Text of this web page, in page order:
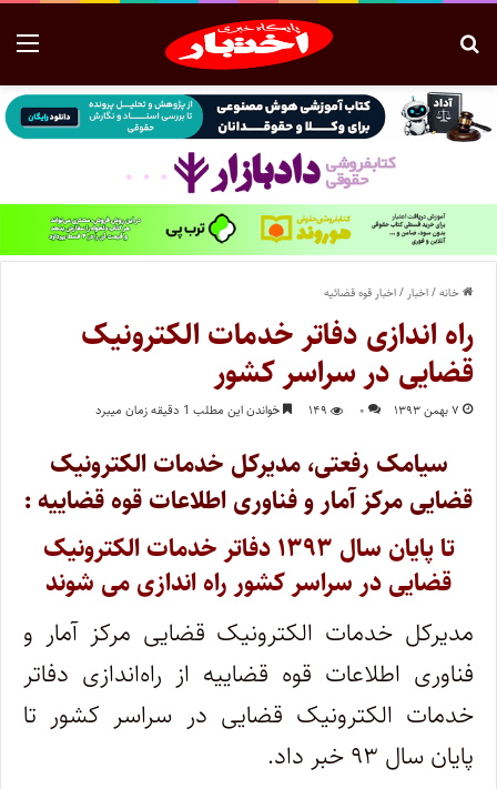
خانه/اخبار /اخبار قوه قضائیه
راه اندازی دفاتر خدمات الکترونیک
قضایی در سراسر کشور
۷ بهمن ۱۳۹۳ ۰ ۱۴۹ خواندن این مطلب 1 دقیقه زمان میبرد
سیامک رفعتی، مدیرکل خدمات الکترونیک
قضایی مرکز آمار و فناوری اطلاعات قوه قضاییه :
تا پایان سال ۱۳۹۳ دفاتر خدمات الکترونیک
قضایی در سراسر کشور راه اندازی می شوند
مدیرکل خدمات الکترونیک قضایی مرکز آمار و
فناوری اطلاعات قوه قضاییه از راه‌اندازی دفاتر
خدمات الکترونیک قضایی در سراسر کشور تا
پایان سال ۹۳ خبر داد.